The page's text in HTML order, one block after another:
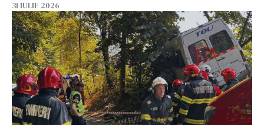
31 IULIE 2026